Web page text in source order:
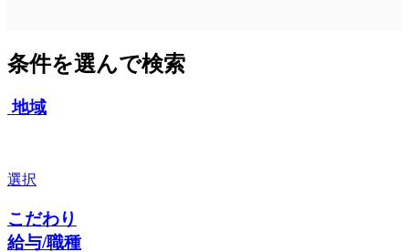
条件を選んで検索
地域
選択
こだわり
給与/職種